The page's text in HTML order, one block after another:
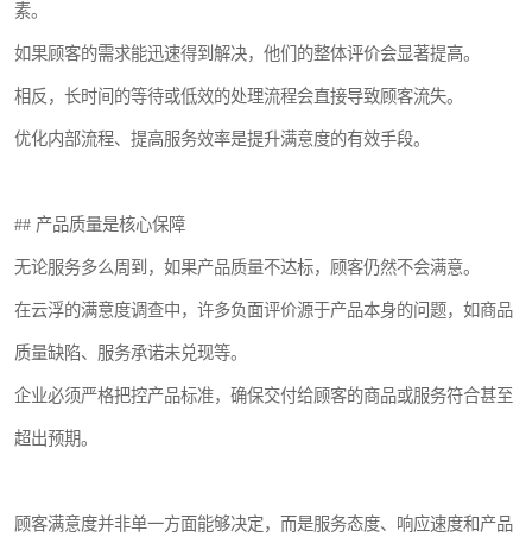
素。
如果顾客的需求能迅速得到解决，他们的整体评价会显著提高。
相反，长时间的等待或低效的处理流程会直接导致顾客流失。
优化内部流程、提高服务效率是提升满意度的有效手段。
## 产品质量是核心保障
无论服务多么周到，如果产品质量不达标，顾客仍然不会满意。
在云浮的满意度调查中，许多负面评价源于产品本身的问题，如商品
质量缺陷、服务承诺未兑现等。
企业必须严格把控产品标准，确保交付给顾客的商品或服务符合甚至
超出预期。
顾客满意度并非单一方面能够决定，而是服务态度、响应速度和产品